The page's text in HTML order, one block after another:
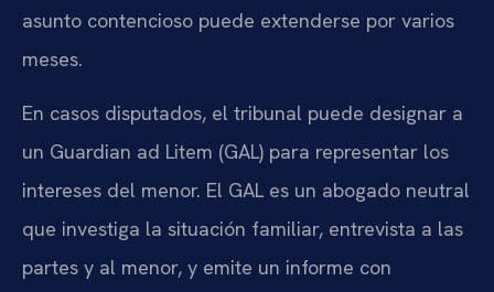
asunto contencioso puede extenderse por varios
meses.
En casos disputados, el tribunal puede designar a
un Guardian ad Litem (GAL) para representar los
intereses del menor. El GAL es un abogado neutral
que investiga la situación familiar, entrevista a las
partes y al menor, y emite un informe con